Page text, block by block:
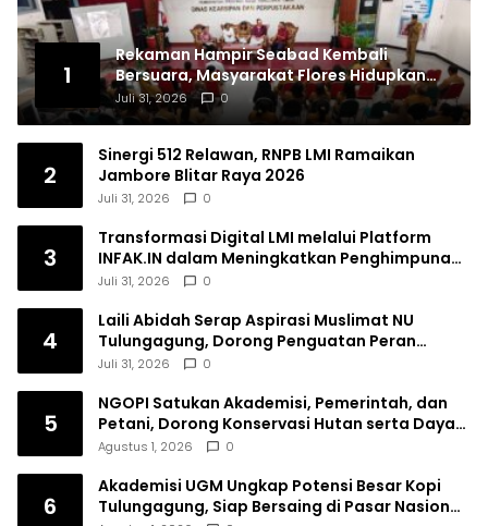
1
Rekaman Hampir Seabad Kembali
Bersuara, Masyarakat Flores Hidupkan
Lagi Ingatan Leluhur
Juli 31, 2026 0
2
Sinergi 512 Relawan, RNPB LMI Ramaikan
Jambore Blitar Raya 2026
Juli 31, 2026 0
3
Transformasi Digital LMI melalui Platform
INFAK.IN dalam Meningkatkan Penghimpunan
Dana Filantropi Islam
Juli 31, 2026 0
4
Laili Abidah Serap Aspirasi Muslimat NU
Tulungagung, Dorong Penguatan Peran
Perempuan
Juli 31, 2026 0
5
NGOPI Satukan Akademisi, Pemerintah, dan
Petani, Dorong Konservasi Hutan serta Daya
Saing Kopi Tulungagung
Agustus 1, 2026 0
6
Akademisi UGM Ungkap Potensi Besar Kopi
Tulungagung, Siap Bersaing di Pasar Nasional